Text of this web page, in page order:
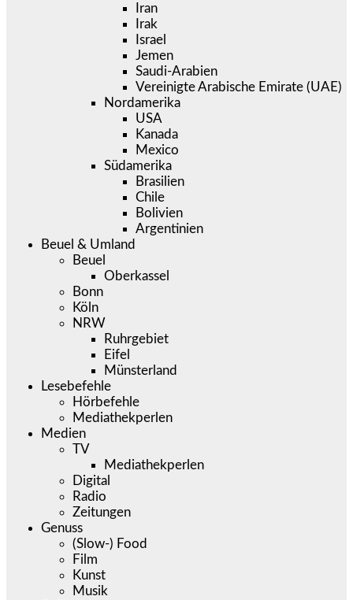
Iran
Irak
Israel
Jemen
Saudi-Arabien
Vereinigte Arabische Emirate (UAE)
Nordamerika
USA
Kanada
Mexico
Südamerika
Brasilien
Chile
Bolivien
Argentinien
Beuel & Umland
Beuel
Oberkassel
Bonn
Köln
NRW
Ruhrgebiet
Eifel
Münsterland
Lesebefehle
Hörbefehle
Mediathekperlen
Medien
TV
Mediathekperlen
Digital
Radio
Zeitungen
Genuss
(Slow-) Food
Film
Kunst
Musik